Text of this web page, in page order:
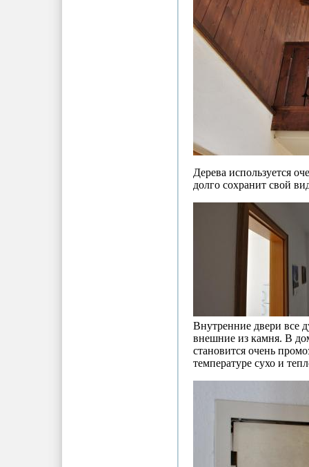
Дерева используется
долго сохранит свой
Внутренние двери все
внешние из камня. В
становится очень
температуре сухо и